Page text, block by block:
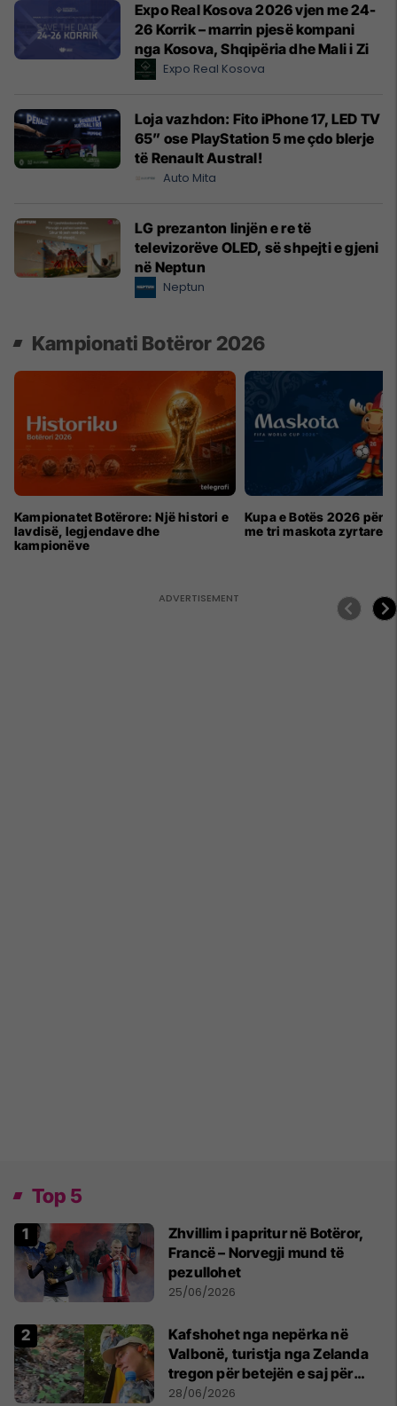
Expo Real Kosova 2026 vjen me 24-
26 Korrik – marrin pjesë kompani
nga Kosova, Shqipëria dhe Mali i Zi
Expo Real Kosova
Loja vazhdon: Fito iPhone 17, LED TV
65” ose PlayStation 5 me çdo blerje
të Renault Austral!
Auto Mita
LG prezanton linjën e re të
televizorëve OLED, së shpejti e gjeni
në Neptun
Neptun
Kampionati Botëror 2026
Kampionatet Botërore: Një histori e
lavdisë, legjendave dhe
kampionëve
Kupa e Botës 2026 për
me tri maskota zyrtare
Top 5
Zhvillim i papritur në Botëror,
Francë – Norvegji mund të
pezullohet
25/06/2026
Kafshohet nga nepërka në
Valbonë, turistja nga Zelanda
tregon për betejën e saj për
mbijetesë
28/06/2026